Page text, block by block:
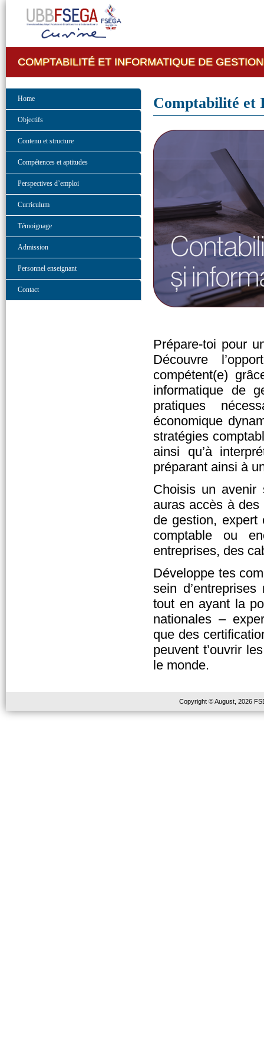
COMPTABILITÉ ET INFORMATIQUE DE GESTION
Home
Objectifs
Contenu et structure
Compétences et aptitudes
Perspectives d’emploi
Curriculum
Témoignage
Admission
Personnel enseignant
Contact
Comptabilité et
Prépare-toi pour
Découvre
compétent(e)
informatique de
pratiques
économique
stratégies
ainsi qu’à
préparant ainsi à
Choisis un
auras accès à
de gestion, expert
comptable ou
entreprises, des
Développe tes
sein
tout en ayant la
nationales –
que des
peuvent t’ouvrir
le monde.
Copyright © August, 2026